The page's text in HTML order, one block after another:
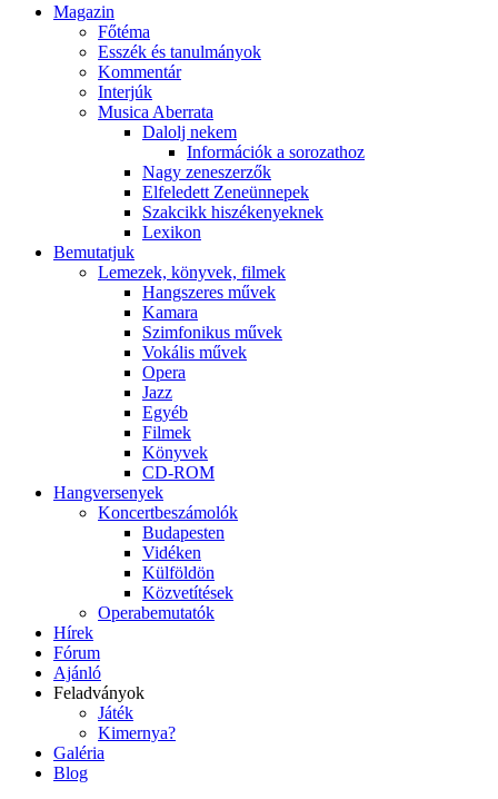
Magazin
Főtéma
Esszék és tanulmányok
Kommentár
Interjúk
Musica Aberrata
Dalolj nekem
Információk a sorozathoz
Nagy zeneszerzők
Elfeledett Zeneünnepek
Szakcikk hiszékenyeknek
Lexikon
Bemutatjuk
Lemezek, könyvek, filmek
Hangszeres művek
Kamara
Szimfonikus művek
Vokális művek
Opera
Jazz
Egyéb
Filmek
Könyvek
CD-ROM
Hangversenyek
Koncertbeszámolók
Budapesten
Vidéken
Külföldön
Közvetítések
Operabemutatók
Hírek
Fórum
Ajánló
Feladványok
Játék
Kimernya?
Galéria
Blog